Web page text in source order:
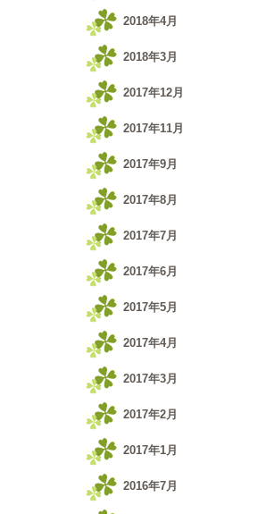
2018年4月
2018年3月
2017年12月
2017年11月
2017年9月
2017年8月
2017年7月
2017年6月
2017年5月
2017年4月
2017年3月
2017年2月
2017年1月
2016年7月